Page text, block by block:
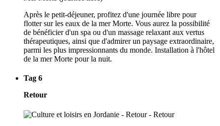
Après le petit-déjeuner, profitez d'une journée libre pour
flotter sur les eaux de la mer Morte. Vous aurez la possibilité
de bénéficier d'un spa ou d'un massage relaxant aux vertus
thérapeutiques, ainsi que d'admirer un paysage extraordinaire,
parmi les plus impressionnants du monde. Installation à l'hôtel
de la mer Morte pour la nuit.
Tag 6
Retour